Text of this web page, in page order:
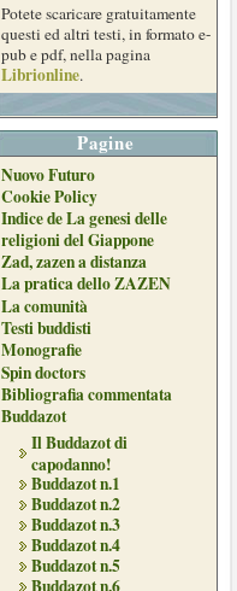
Potete scaricare gratuitamente
questi ed altri testi, in formato e-
pub e pdf, nella pagina
Librionline.
Pagine
Nuovo Futuro
Cookie Policy
Indice de La genesi delle
religioni del Giappone
Zad, zazen a distanza
La pratica dello ZAZEN
La comunità
Testi buddisti
Monografie
Spin doctors
Bibliografia commentata
Buddazot
Il Buddazot di
capodanno!
Buddazot n.1
Buddazot n.2
Buddazot n.3
Buddazot n.4
Buddazot n.5